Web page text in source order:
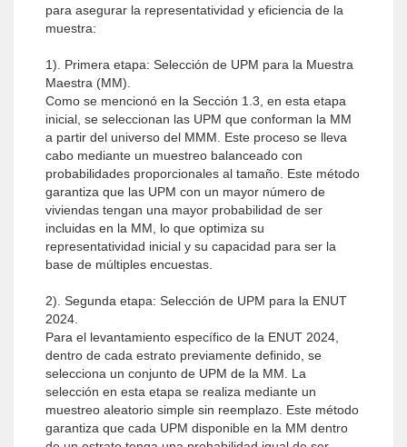
para asegurar la representatividad y eficiencia de la
muestra:
1). Primera etapa: Selección de UPM para la Muestra
Maestra (MM).
Como se mencionó en la Sección 1.3, en esta etapa
inicial, se seleccionan las UPM que conforman la MM
a partir del universo del MMM. Este proceso se lleva
cabo mediante un muestreo balanceado con
probabilidades proporcionales al tamaño. Este método
garantiza que las UPM con un mayor número de
viviendas tengan una mayor probabilidad de ser
incluidas en la MM, lo que optimiza su
representatividad inicial y su capacidad para ser la
base de múltiples encuestas.
2). Segunda etapa: Selección de UPM para la ENUT
2024.
Para el levantamiento específico de la ENUT 2024,
dentro de cada estrato previamente definido, se
selecciona un conjunto de UPM de la MM. La
selección en esta etapa se realiza mediante un
muestreo aleatorio simple sin reemplazo. Este método
garantiza que cada UPM disponible en la MM dentro